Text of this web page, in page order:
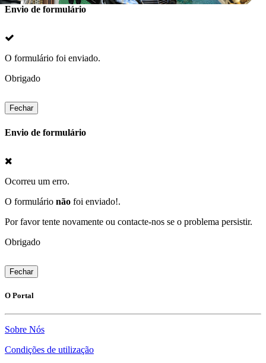
Envio de formulário
O formulário foi enviado.
Obrigado
Fechar
Envio de formulário
Ocorreu um erro.
O formulário não foi enviado!.
Por favor tente novamente ou contacte-nos se o problema persistir.
Obrigado
Fechar
O Portal
Sobre Nós
Condições de utilização